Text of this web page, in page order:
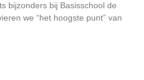
bijzonders bij Basisschool de
we “het hoogste punt” van